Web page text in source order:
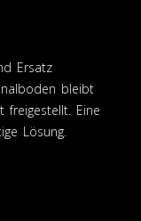
Ersatz
bleibt
freigestellt. Eine
Lösung.